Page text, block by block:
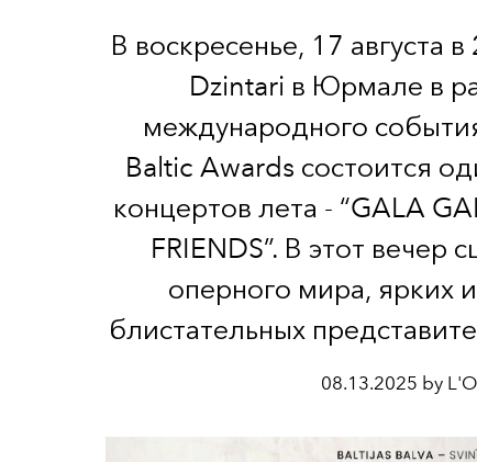
В воскресенье, 17 августа
Dzintari в Юрмале в
международного
Baltic Awards состоится
концертов лета - “GALA
FRIENDS”. В этот вечер
оперного мира, ярких
блистательных
08.13.2025 by